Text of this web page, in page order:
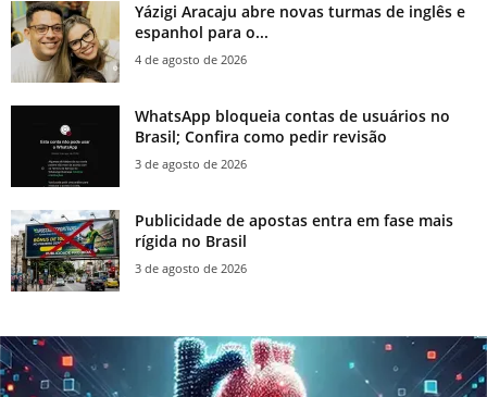
Yázigi Aracaju abre novas turmas de inglês e
espanhol para o...
4 de agosto de 2026
WhatsApp bloqueia contas de usuários no
Brasil; Confira como pedir revisão
3 de agosto de 2026
Publicidade de apostas entra em fase mais
rígida no Brasil
3 de agosto de 2026